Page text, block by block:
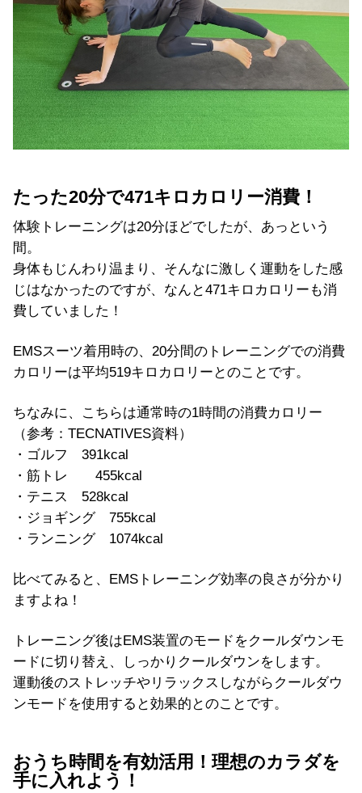
たった20分で471キロカロリー消費！
体験トレーニングは20分ほどでしたが、あっという
間。
身体もじんわり温まり、そんなに激しく運動をした感
じはなかったのですが、なんと471キロカロリーも消
費していました！
EMSスーツ着用時の、20分間のトレーニングでの消費
カロリーは平均519キロカロリーとのことです。
ちなみに、こちらは通常時の1時間の消費カロリー
（参考：TECNATIVES資料）
・ゴルフ 391kcal
・筋トレ 455kcal
・テニス 528kcal
・ジョギング 755kcal
・ランニング 1074kcal
比べてみると、EMSトレーニング効率の良さが分かり
ますよね！
トレーニング後はEMS装置のモードをクールダウンモ
ードに切り替え、しっかりクールダウンをします。
運動後のストレッチやリラックスしながらクールダウ
ンモードを使用すると効果的とのことです。
おうち時間を有効活用！理想のカラダを
手に入れよう！